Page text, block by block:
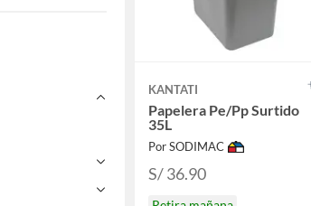
KANTATI
Papelera Pe/Pp Surtido
35L
Por SODIMAC
S/ 36.90